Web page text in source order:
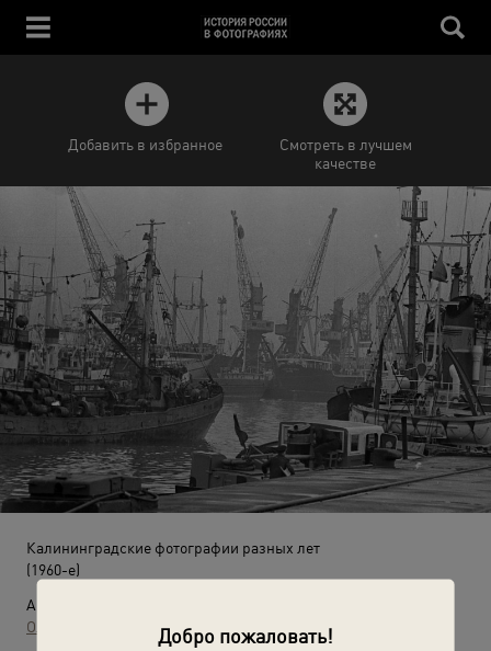
Добро пожаловать!
Добавить в избранное
Смотреть в лучшем
качестве
Калининградские фотографии разных лет
(1960-е)
Автор:
Олег Максимов